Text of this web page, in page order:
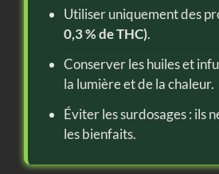
Utiliser uniquement des
0,3 % de THC).
Conserver les huiles et
la lumière et de la chaleur.
Éviter les surdosages : ils
les bienfaits.